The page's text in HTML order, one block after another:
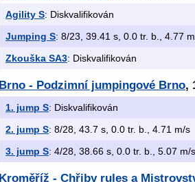
Agility S: Diskvalifikován
Jumping S: 8/23, 39.41 s, 0.0 tr. b., 4.77
Zkouška SA3: Diskvalifikován
Brno - Podzimní jumpingové Brno,
1. jump S: Diskvalifikován
2. jump S: 8/28, 43.7 s, 0.0 tr. b., 4.71 m/s
3. jump S: 4/28, 38.66 s, 0.0 tr. b., 5.07 m/s
Kroměříž - Chřiby rules a